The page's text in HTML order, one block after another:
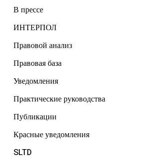
В прессе
ИНТЕРПОЛ
Правовой анализ
Правовая база
Уведомления
Практические руководства
Публикации
Красные уведомления
SLTD